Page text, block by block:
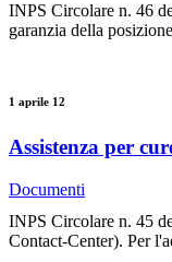
INPS Circolare n. 46
garanzia della
1 aprile 12
Assistenza per
Documenti
INPS Circolare n. 45
Contact-Center). Per